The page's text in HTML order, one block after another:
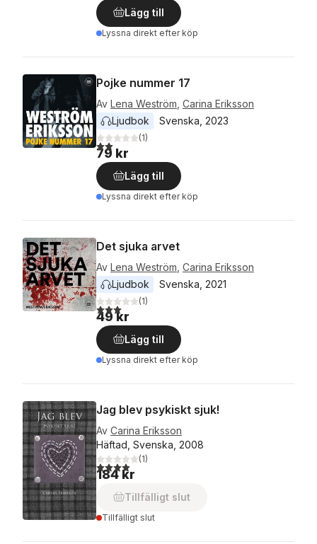
Lägg till
Lyssna direkt efter köp
Pojke nummer 17
Av Lena Weström Carina Eriksson
Ljudbok
Svenska 2023
2,0utav 5 stjärnor. Totalt antal röster:
(1)
79 kr
Lägg till
Lyssna direkt efter köp
Det sjuka arvet
Av Lena Weström Carina Eriksson
Ljudbok
Svenska 2021
3,0utav 5 stjärnor. Totalt antal röster:
(1)
49 kr
Lägg till
Lyssna direkt efter köp
Jag blev psykiskt sjuk!
Av Carina Eriksson
Häftad, Svenska, 2008
4,0utav 5 stjärnor. Totalt antal röster:
(1)
184 kr
Tillfälligt slut
Tillfälligt slut